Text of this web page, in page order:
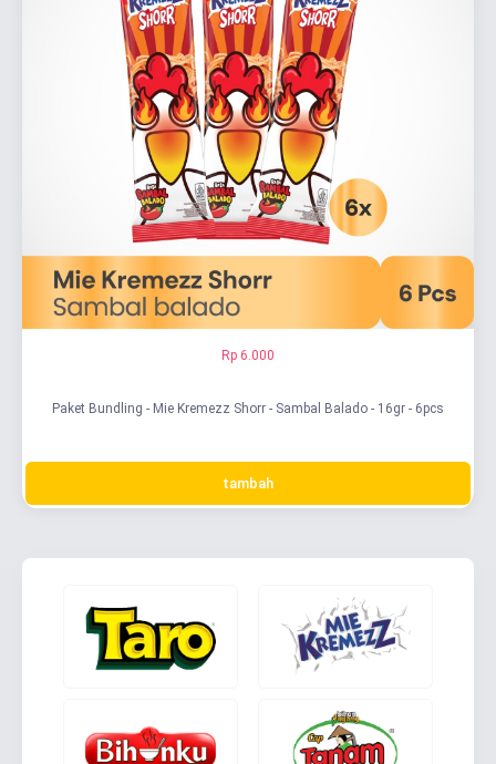
Rp 6.000
Paket Bundling - Mie Kremezz Shorr - Sambal Balado - 16gr - 6pcs
tambah